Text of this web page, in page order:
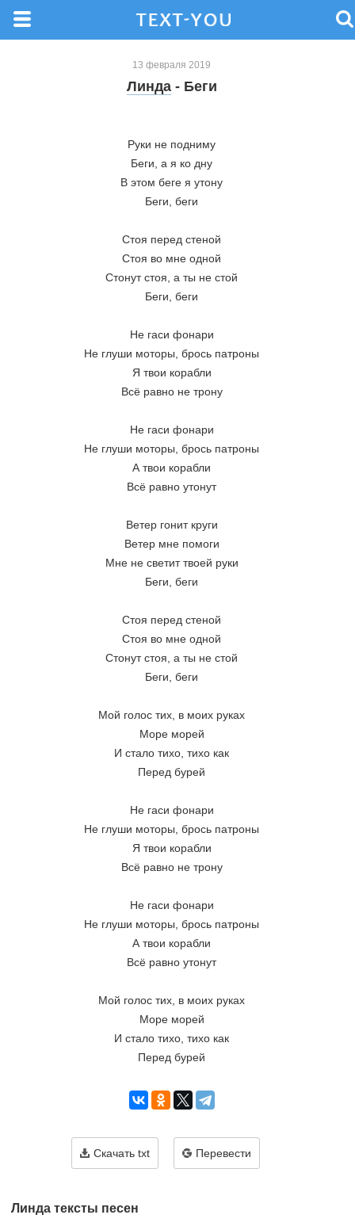
13 февраля 2019
Линда- Беги
Руки не подниму
Беги, а я ко дну
В этом беге я утону
Беги, беги
Стоя перед стеной
Стоя во мне одной
Стонут стоя, а ты не стой
Беги, беги
Не гаси фонари
Не глуши моторы, брось патроны
Я твои корабли
Всё равно не трону
Не гаси фонари
Не глуши моторы, брось патроны
А твои корабли
Всё равно утонут
Ветер гонит круги
Ветер мне помоги
Мне не светит твоей руки
Беги, беги
Стоя перед стеной
Стоя во мне одной
Стонут стоя, а ты не стой
Беги, беги
Мой голос тих, в моих руках
Море морей
И стало тихо, тихо как
Перед бурей
Не гаси фонари
Не глуши моторы, брось патроны
Я твои корабли
Всё равно не трону
Не гаси фонари
Не глуши моторы, брось патроны
А твои корабли
Всё равно утонут
Мой голос тих, в моих руках
Море морей
И стало тихо, тихо как
Перед бурей
Скачать txt Перевести
Линда тексты песен